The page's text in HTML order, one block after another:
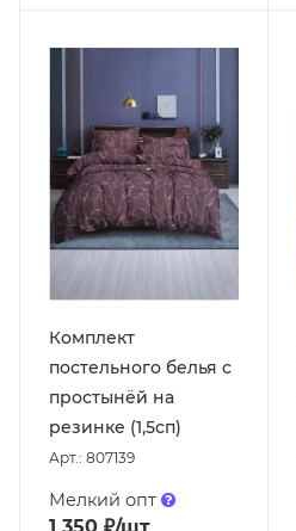
Комплект
постельного белья с
простынёй на
резинке (1,5сп)
Арт.: 807139
Мелкий опт